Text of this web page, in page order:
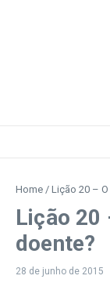
Home / Lição 20 –
Lição 20
doente?
28 de junho de 2015